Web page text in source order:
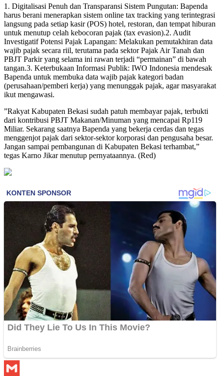
​1. Digitalisasi Penuh dan Transparansi Sistem Pungutan: Bapenda
harus berani menerapkan sistem online tax tracking yang terintegrasi
langsung pada setiap kasir (POS) hotel, restoran, dan tempat hiburan
untuk menutup celah kebocoran pajak (tax evasion).2. ​Audit
Investigatif Potensi Pajak Lapangan: Melakukan pemutakhiran data
wajib pajak secara riil, terutama pada sektor Pajak Air Tanah dan
PBJT Parkir yang selama ini rawan terjadi “permainan” di bawah
tangan.3. ​Keterbukaan Informasi Publik: IWO Indonesia mendesak
Bapenda untuk membuka data wajib pajak kategori badan
(perusahaan/pemberi kerja) yang menunggak pajak, agar masyarakat
ikut mengawasi.
​”Rakyat Kabupaten Bekasi sudah patuh membayar pajak, terbukti
dari kontribusi PBJT Makanan/Minuman yang mencapai Rp119
Miliar. Sekarang saatnya Bapenda yang bekerja cerdas dan tegas
menggenjot pajak dari sektor-sektor korporasi dan pengusaha besar.
Jangan sampai pembangunan di Kabupaten Bekasi terhambat,”
tegas Karno Jikar menutup pernyataannya. (Red)